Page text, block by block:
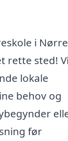
i Nørre
rette sted!
lokale
behov og
før